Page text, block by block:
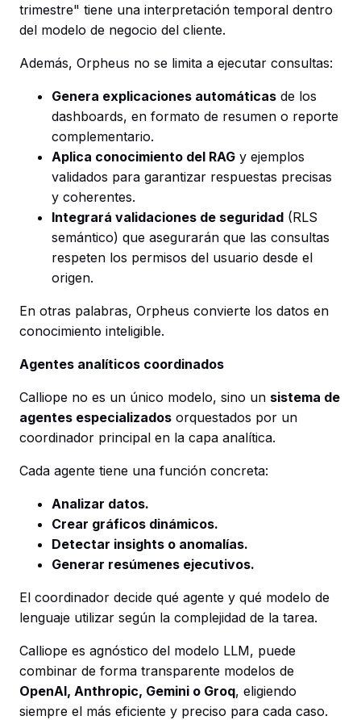
trimestre" tiene una interpretación temporal dentro
del modelo de negocio del cliente.
Además, Orpheus no se limita a ejecutar consultas:
Genera explicaciones automáticas de los
dashboards, en formato de resumen o reporte
complementario.
Aplica conocimiento del RAG y ejemplos
validados para garantizar respuestas precisas
y coherentes.
Integrará validaciones de seguridad (RLS
semántico) que asegurarán que las consultas
respeten los permisos del usuario desde el
origen.
En otras palabras, Orpheus convierte los datos en
conocimiento inteligible.
Agentes analíticos coordinados
Calliope no es un único modelo, sino un sistema de
agentes especializados orquestados por un
coordinador principal en la capa analítica.
Cada agente tiene una función concreta:
Analizar datos.
Crear gráficos dinámicos.
Detectar insights o anomalías.
Generar resúmenes ejecutivos.
El coordinador decide qué agente y qué modelo de
lenguaje utilizar según la complejidad de la tarea.
Calliope es agnóstico del modelo LLM, puede
combinar de forma transparente modelos de
OpenAI, Anthropic, Gemini o Groq, eligiendo
siempre el más eficiente y preciso para cada caso.